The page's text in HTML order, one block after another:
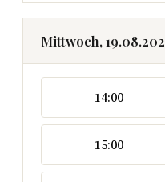
Mittwoch,
14:00
15:00